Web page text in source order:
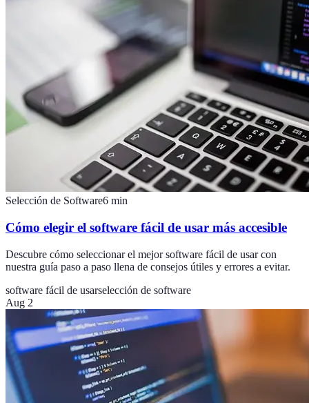
Selección de Software6 min
Cómo elegir el software fácil de usar más accesible
Descubre cómo seleccionar el mejor software fácil de usar con
nuestra guía paso a paso llena de consejos útiles y errores a evitar.
software fácil de usarselección de software
Aug 2